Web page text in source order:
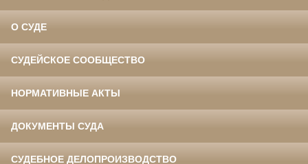
О СУДЕ
СУДЕЙСКОЕ СООБЩЕСТВО
НОРМАТИВНЫЕ АКТЫ
ДОКУМЕНТЫ СУДА
СУДЕБНОЕ ДЕЛОПРОИЗВОДСТВО